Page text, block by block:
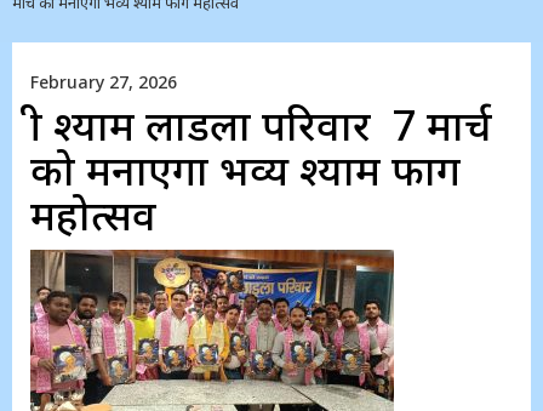
February 27, 2026
श्री श्याम लाडला परिवार 7 मार्च
को मनाएगा भव्य श्याम फाग
महोत्सव